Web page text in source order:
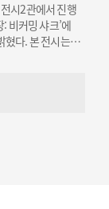
시2관에서 진행
비커밍 샤크’에
혔다. 본 전시는